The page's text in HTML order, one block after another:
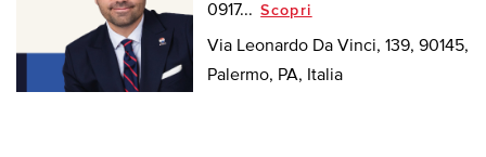
0917... Scopri
Via Leonardo Da Vinci, 139, 90145,
Palermo, PA, Italia